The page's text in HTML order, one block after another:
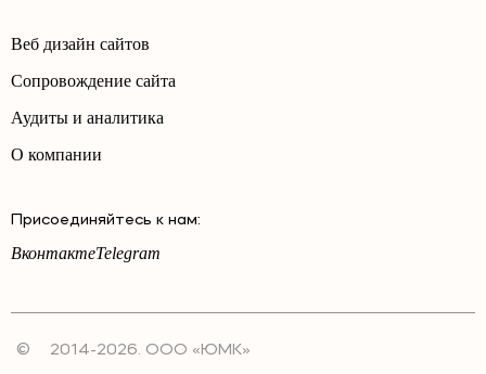
Веб дизайн сайтов
Сопровождение сайта
Аудиты и аналитика
О компании
Присоединяйтесь к нам:
ВконтактеTelegram
© 2014-2026. ООО «ЮМК»